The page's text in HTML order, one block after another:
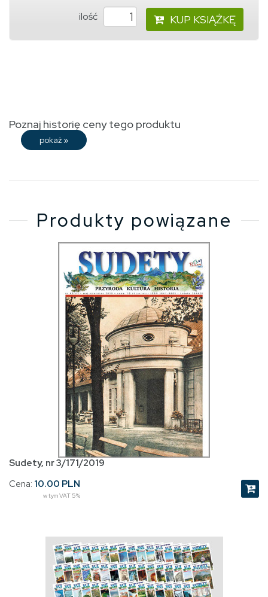
ilość KUP KSIĄŻKĘ
Poznaj historię ceny tego produktu
pokaż »
Produkty powiązane
Sudety, nr 3/171/2019
Cena: 10.00 PLN
w tym VAT 5%